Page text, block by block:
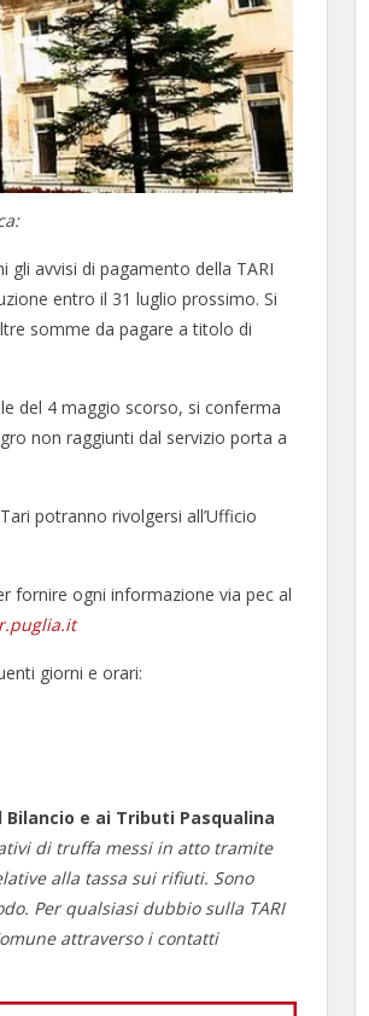
gli avvisi di pagamento della TARI
entro il 31 luglio prossimo. Si
somme da pagare a titolo di
del 4 maggio scorso, si conferma
non raggiunti dal servizio porta a
potranno rivolgersi all’Ufficio
fornire ogni informazione via pec al
giorni e orari:
Bilancio e ai Tributi Pasqualina
di truffa messi in atto tramite
alla tassa sui rifiuti. Sono
Per qualsiasi dubbio sulla TARI
attraverso i contatti